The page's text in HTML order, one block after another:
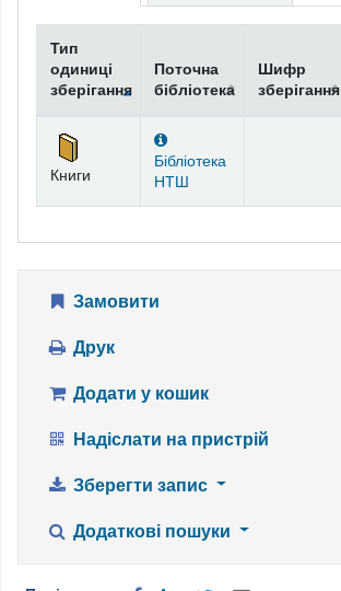
Тип
одиниці
зберігання
Поточна
бібліотека
Шифр
зберігання
Книги
Бібліотека
НТШ
Замовити
Друк
Додати у кошик
Надіслати на пристрій
Зберегти запис
Додаткові пошуки